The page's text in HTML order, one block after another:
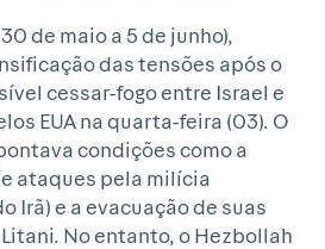
de maio a 5 de junho),
das tensões após o
cessar-fogo entre Israel e
EUA na quarta-feira (03). O
condições como a
ataques pela milícia
Irã) e a evacuação de suas
No entanto, o Hezbollah